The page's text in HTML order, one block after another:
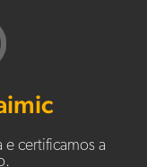
e certificamos a